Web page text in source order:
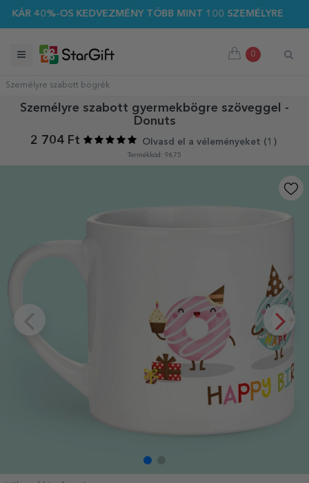
40%-OS KEDVEZMÉNY TÖBB MINT 100 SZEMÉLYRE
0
Személyre szabott bögrék
Személyre szabott gyermekbögre szöveggel -
Donuts
2 704 Ft
Olvasd el a véleményeket (1 )
Termékkód: 9675